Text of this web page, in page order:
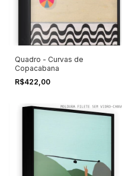
Quadro - Curvas de
Copacabana
R$422,00